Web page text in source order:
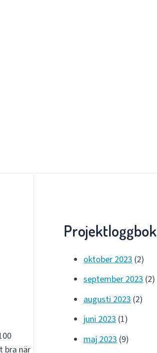
bra när
Projektloggbok
oktober 2023 (2)
september 2023(2)
augusti 2023 (2)
juni 2023(1)
maj 2023 (9)